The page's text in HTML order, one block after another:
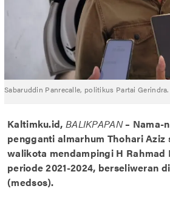
Sabaruddin Panrecalle, politikus Partai
Kaltimku.id, BALIKPAPAN– Nama-
pengganti almarhum Thohari Aziz
walikota mendampingi H Rahmad
periode 2021-2024, berseliweran
(medsos).